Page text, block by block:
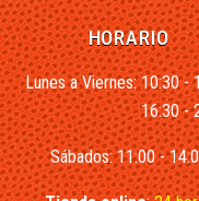
HORARIO
Lunes a Viernes: 10:30 -
16:30 -
Sábados: 11:00 -